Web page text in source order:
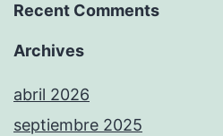
Recent Comments
Archives
abril 2026
septiembre 2025